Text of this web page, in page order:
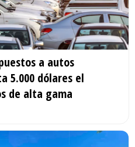
a autos
5.000 dólares el
de alta gama